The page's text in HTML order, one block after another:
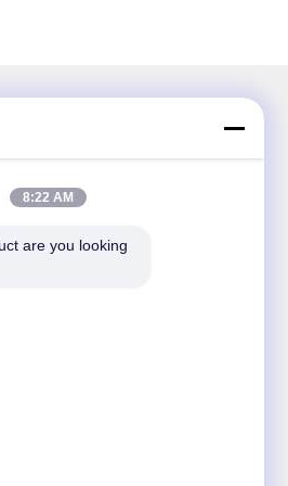
voor kortingen en meer.
8:22 AM
are you looking